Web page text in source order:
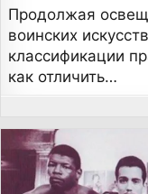
Продолжая
воинских
классификации
как отличить…